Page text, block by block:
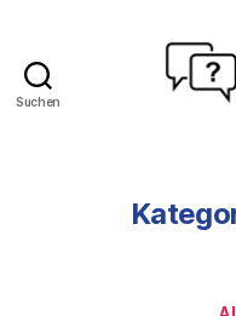
Suchen